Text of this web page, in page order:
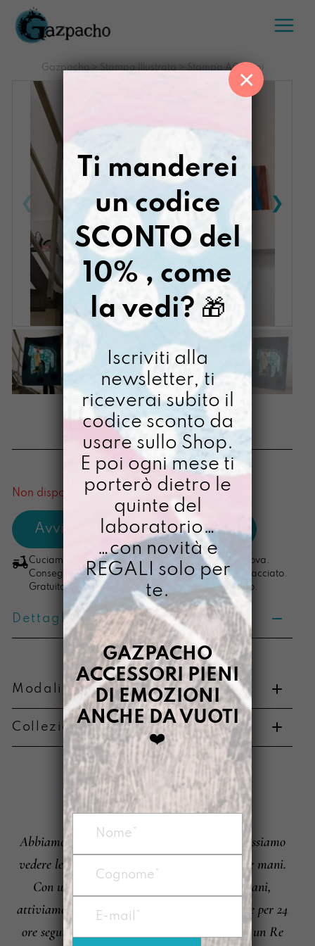
Salta
contenuto
Gazpacho> Stampa Illustrata > Stampa A0 Pippi
STAMPA A0 PIPPI
€ 68,00
[ Stampa Illustrata ]
Non disponibile al momento
Cuciamo ogni ordine nel nostro laboratorio di Padova.
Consegna in 4/5 giorni lavorativi, pacco sempre tracciato.
Gratuita per ordini di importo superiore ai 100 euro.
Dettagli prodotto
Modalità di pagamento e resi
Metodi di pagamento
Informazioni su cambi e resi
Collezione di appartenenza
PIPPI
Abbiamo accesso a numerose informazioni. Possiamo
vedere le tragiche derive umane passarci tra le mani.
Con un telefono “raggiungiamo” luoghi lontani,
attiviamo empatia e rabbia in sequenze alterne per 24
ore seguite da altre 24 che poi c’era una volta un Re
Ti manderei
un codice
SCONTO del
10% , come
la vedi? 🎁
Iscriviti alla
newsletter, ti
riceverai subito il
codice sconto da
usare sullo Shop.
E poi ogni mese ti
porterò dietro le
quinte del
laboratorio…
…con novità e
REGALI solo per
te.
GAZPACHO
ACCESSORI PIENI
DI EMOZIONI
ANCHE DA VUOTI
❤️
×